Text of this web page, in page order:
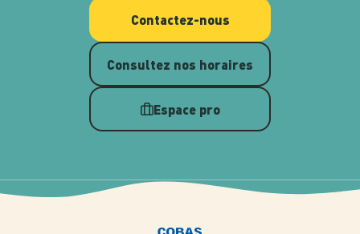
Contactez-nous
Consultez nos horaires
Espace pro